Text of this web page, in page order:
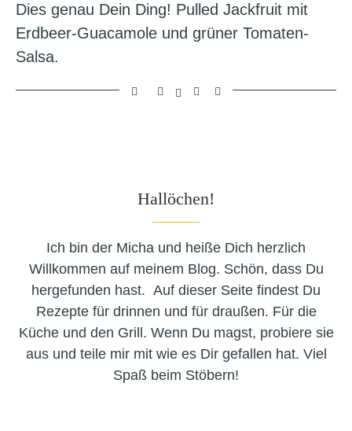
Dies genau Dein Ding! Pulled Jackfruit mit
Erdbeer-Guacamole und grüner Tomaten-
Salsa.
Hallöchen!
Ich bin der Micha und heiße Dich herzlich
Willkommen auf meinem Blog. Schön, dass Du
hergefunden hast. Auf dieser Seite findest Du
Rezepte für drinnen und für draußen. Für die
Küche und den Grill. Wenn Du magst, probiere sie
aus und teile mir mit wie es Dir gefallen hat. Viel
Spaß beim Stöbern!